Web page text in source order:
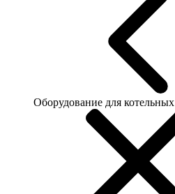
Оборудование для котельных